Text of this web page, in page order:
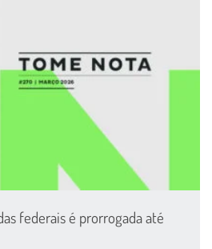
federais é prorrogada até